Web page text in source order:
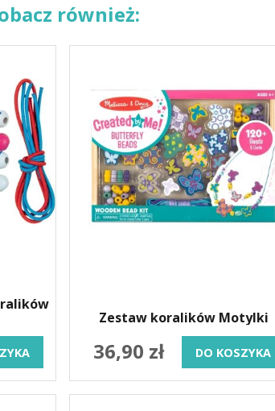
również:
Zestaw koralików Motylki
36,90 zł DO KOSZYKA